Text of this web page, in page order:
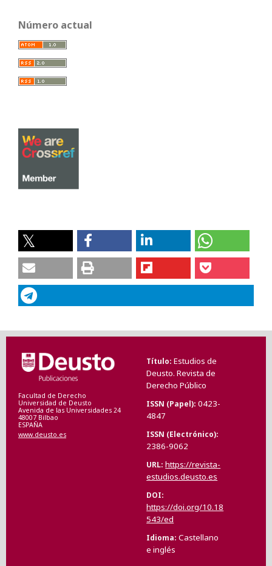
Número actual
Facultad de Derecho
Universidad de Deusto
Avenida de las Universidades 24
48007 Bilbao
ESPAÑA
www.deusto.es
Título Estudios de
Deusto. Revista de
Derecho Público
ISSN (Papel) 0423-
4847
ISSN (Electrónico)
2386-9062
URL https://revista-
estudios.deusto.es
DOI
https://doi.org/10.18
543/ed
Idioma Castellano
e inglés